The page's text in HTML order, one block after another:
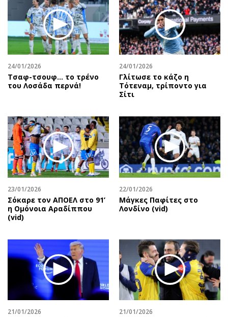
24/01/2026
Τσαφ-τσουφ… το τρένο
του Λοσάδα περνά!
24/01/2026
Γλίτωσε το κάζο η
Τότεναμ, τρίποντο για
Σίτι
23/01/2026
Σόκαρε τον ΑΠΟΕΛ στο 91’
η Ομόνοια Αραδίππου
(vid)
22/01/2026
Μάγκες Παφίτες στο
Λονδίνο (vid)
21/01/2026 21/01/2026